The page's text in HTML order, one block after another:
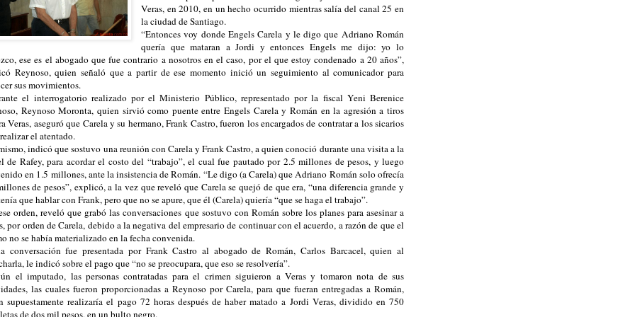
Veras, en 2010, en un hecho ocurrido mientras salía del canal 25 en
la ciudad de Santiago.
“Entonces voy donde Engels Carela y le digo que Adriano Román
quería que mataran a Jordi y entonces Engels me dijo: yo lo
ese es el abogado que fue contrario a nosotros en el caso, por el que estoy condenado a 20 años”,
Reynoso, quien señaló que a partir de ese momento inició un seguimiento al comunicador para
sus movimientos.
el interrogatorio realizado por el Ministerio Público, representado por la fiscal Yeni Berenice
Reynoso Moronta, quien sirvió como puente entre Engels Carela y Román en la agresión a tiros
Veras, aseguró que Carela y su hermano, Frank Castro, fueron los encargados de contratar a los sicarios
el atentado.
indicó que sostuvo una reunión con Carela y Frank Castro, a quien conoció durante una visita a la
de Rafey, para acordar el costo del “trabajo”, el cual fue pautado por 2.5 millones de pesos, y luego
en 1.5 millones, ante la insistencia de Román. “Le digo (a Carela) que Adriano Román solo ofrecía
de pesos”, explicó, a la vez que reveló que Carela se quejó de que era, “una diferencia grande y
que hablar con Frank, pero que no se apure, que él (Carela) quiería “que se haga el trabajo”.
orden, reveló que grabó las conversaciones que sostuvo con Román sobre los planes para asesinar a
por orden de Carela, debido a la negativa del empresario de continuar con el acuerdo, a razón de que el
no se había materializado en la fecha convenida.
conversación fue presentada por Frank Castro al abogado de Román, Carlos Barcacel, quien al
le indicó sobre el pago que “no se preocupara, que eso se resolvería”.
el imputado, las personas contratadas para el crimen siguieron a Veras y tomaron nota de sus
las cuales fueron proporcionadas a Reynoso por Carela, para que fueran entregadas a Román,
supuestamente realizaría el pago 72 horas después de haber matado a Jordi Veras, dividido en 750
de dos mil pesos, en un bulto negro.